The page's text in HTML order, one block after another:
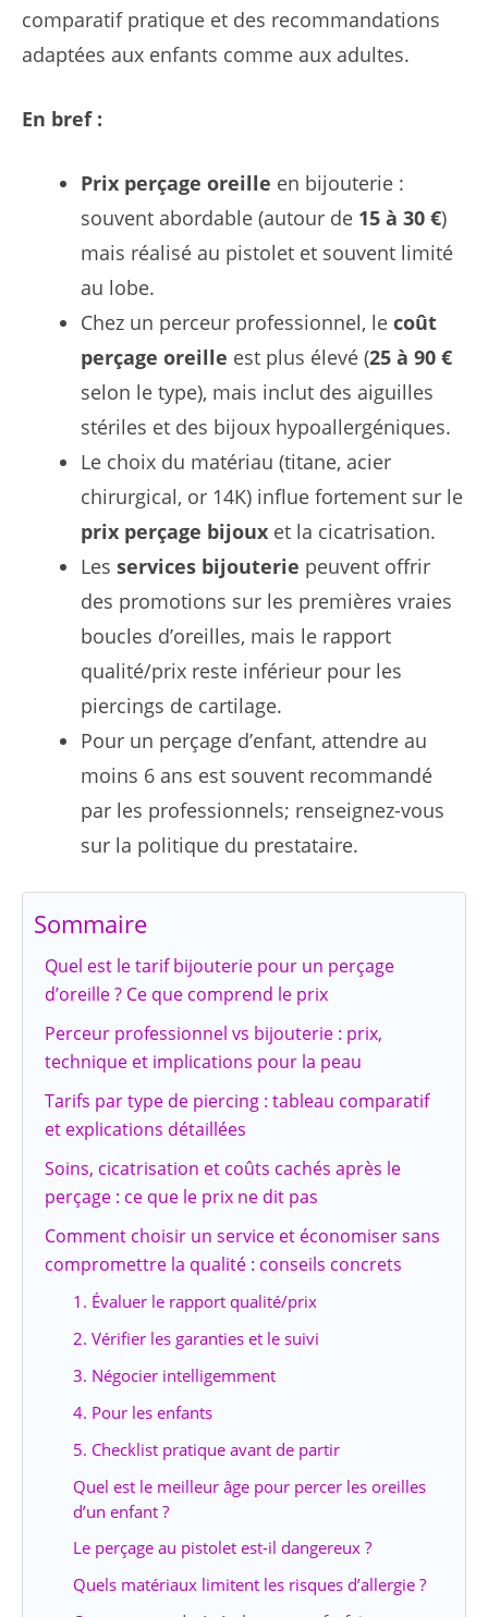
comparatif pratique et des recommandations
adaptées aux enfants comme aux adultes.
En bref :
Prix perçage oreille en bijouterie :
souvent abordable (autour de 15 à 30 €)
mais réalisé au pistolet et souvent limité
au lobe.
Chez un perceur professionnel, le coût
perçage oreille est plus élevé (25 à 90 €
selon le type), mais inclut des aiguilles
stériles et des bijoux hypoallergéniques.
Le choix du matériau (titane, acier
chirurgical, or 14K) influe fortement sur le
prix perçage bijoux et la cicatrisation.
Les services bijouterie peuvent offrir
des promotions sur les premières vraies
boucles d’oreilles, mais le rapport
qualité/prix reste inférieur pour les
piercings de cartilage.
Pour un perçage d’enfant, attendre au
moins 6 ans est souvent recommandé
par les professionnels; renseignez-vous
sur la politique du prestataire.
Sommaire
Quel est le tarif bijouterie pour un perçage
d’oreille ? Ce que comprend le prix
Perceur professionnel vs bijouterie : prix,
technique et implications pour la peau
Tarifs par type de piercing : tableau comparatif
et explications détaillées
Soins, cicatrisation et coûts cachés après le
perçage : ce que le prix ne dit pas
Comment choisir un service et économiser sans
compromettre la qualité : conseils concrets
1. Évaluer le rapport qualité/prix
2. Vérifier les garanties et le suivi
3. Négocier intelligemment
4. Pour les enfants
5. Checklist pratique avant de partir
Quel est le meilleur âge pour percer les oreilles
d’un enfant ?
Le perçage au pistolet est-il dangereux ?
Quels matériaux limitent les risques d’allergie ?